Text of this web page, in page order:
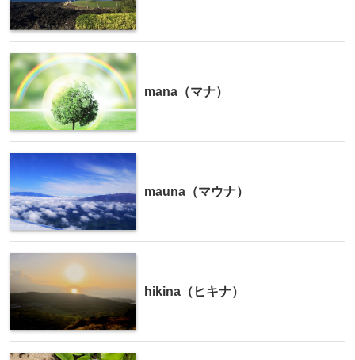
mana（マナ）
mauna（マウナ）
hikina（ヒキナ）